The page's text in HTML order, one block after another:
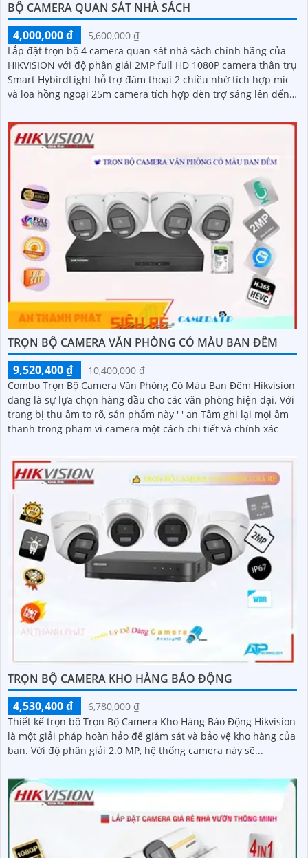
BỘ CAMERA QUAN SÁT NHÀ SÁCH
4,000,000 ₫
5,600,000 ₫
Lắp đặt trọn bộ 4 camera quan sát nhà sách chính hãng của
HIKVISION với độ phân giải 2MP full HD 1080P camera thân trụ
Smart HybirdLight hỗ trợ đàm thoại 2 chiều nhờ tích hợp mic
và loa hồng ngoại 25m camera tích hợp đèn trợ sáng lên đến
TRỌN BỘ CAMERA VĂN PHÒNG CÓ MÀU BAN ĐÊM
9,520,400 ₫
10,400,000 ₫
Combo Trọn Bộ Camera Văn Phòng Có Màu Ban Đêm Hikvision
đang là sự lựa chọn hàng đầu cho các văn phòng hiện đại. Với
trang bị thu âm to rõ, sản phẩm này ' ' an Tâm ghi lại mọi âm
thanh trong phạm vi camera một cách chi tiết và chính xác
TRỌN BỘ CAMERA KHO HÀNG BÁO ĐỘNG
4,530,400 ₫
6,780,000 ₫
Thiết kế trọn bộ Trọn Bộ Camera Kho Hàng Báo Động Hikvision
là một giải pháp hoàn hảo để giám sát và bảo vệ kho hàng của
bạn. Với độ phân giải 2.0 MP, hệ thống camera này sẽ...